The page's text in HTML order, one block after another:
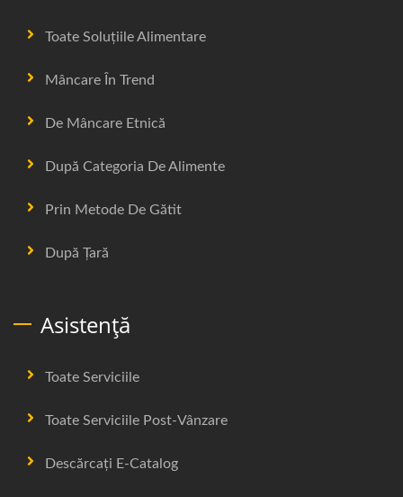
Toate Soluțiile Alimentare
Mâncare În Trend
De Mâncare Etnică
După Categoria De Alimente
Prin Metode De Gătit
După Țară
Asistență
Toate Serviciile
Toate Serviciile Post-Vânzare
Descărcați E-Catalog